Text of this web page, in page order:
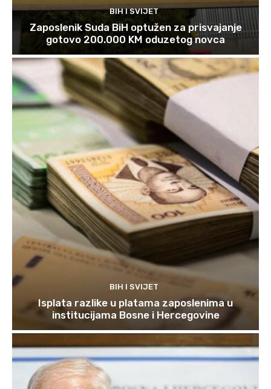
BIH I SVIJET
Zaposlenik Suda BiH optužen za prisvajanje
gotovo 200.000 KM oduzetog novca
BIH I SVIJET
Isplata razlike u platama zaposlenima u
institucijama Bosne i Hercegovine